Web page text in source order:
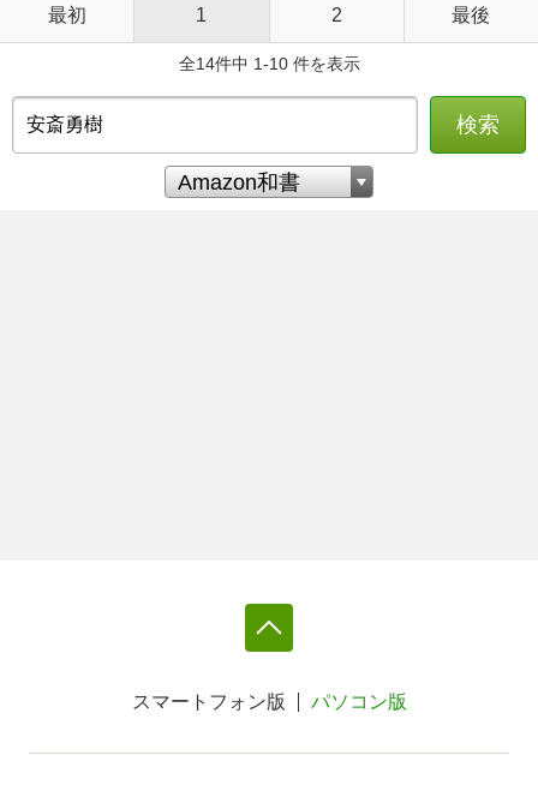
最初 1 2 最後
全14件中 1-10 件を表示
検索
スマートフォン版 パソコン版